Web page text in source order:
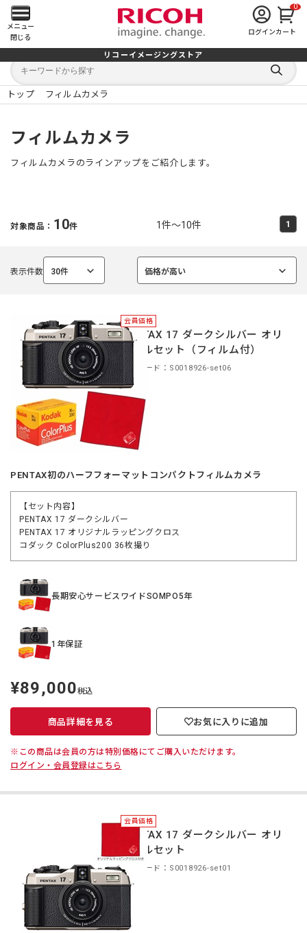
メ
イ
ン
メ
ニ
ュ
を
く
メニュー
閉じる
ログイン
0
カート
リコーイメージングストア
キ
ワ
ー
キ
検
索
る
トップ フィルムカメラ
フィルムカメラ
フィルムカメラのラインアップをご紹介します。
対象商品： 10件 1件～10件 1
表示件数 30件
選
価格が高い
選
会員価格
PENTAX 17 ダークシルバー オリ
ジナルセット（フィルム付）
商品コード：S0018926-set06
PENTAX初のハーフフォーマットコンパクトフィルムカメラ
【セット内容】
PENTAX 17 ダークシルバー
PENTAX 17 オリジナルラッピングクロス
コダック ColorPlus200 36枚撮り
長期安心サービスワイドSOMPO5年
1年保証
定
価
¥89,000税込
商品詳細を見る お気に入りに追加
※この商品は会員の方は特別価格にてご購入いただけます。
ログイン・会員登録はこちら
会員価格
PENTAX 17 ダークシルバー オリ
ジナルセット
商品コード：S0018926-set01